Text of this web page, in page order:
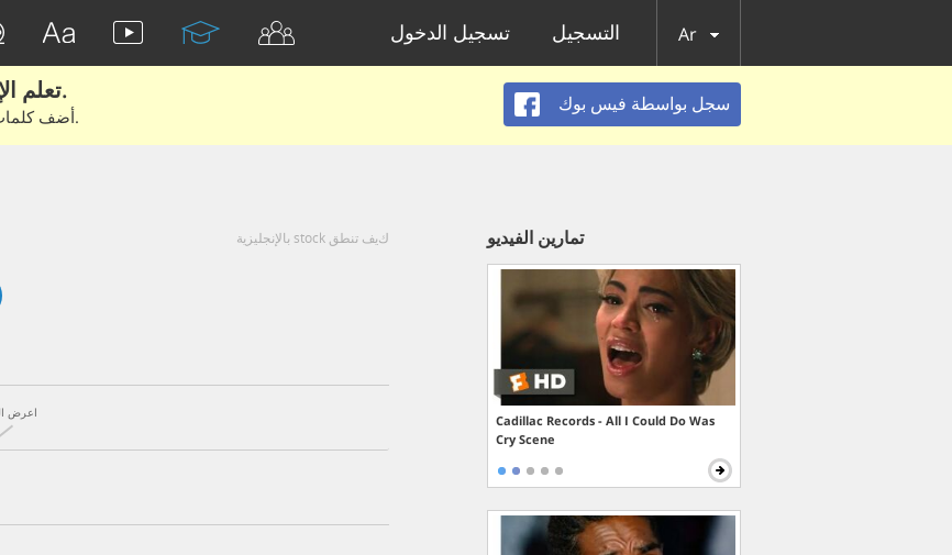
تسجيل الدخول التسجيل Ar
تعلم الإنجليزية الحقيقية من الأفلام والكتب.
أضف كلمات أو عبارات للتعلم والتدريب مع متعلمين آخرين.
سجل بواسطة فيس بوك
كيف تنطق stock بالإنجليزية
اعرض
تمارين الفيديو
Cadillac Records - All I Could Do Was
Cry Scene